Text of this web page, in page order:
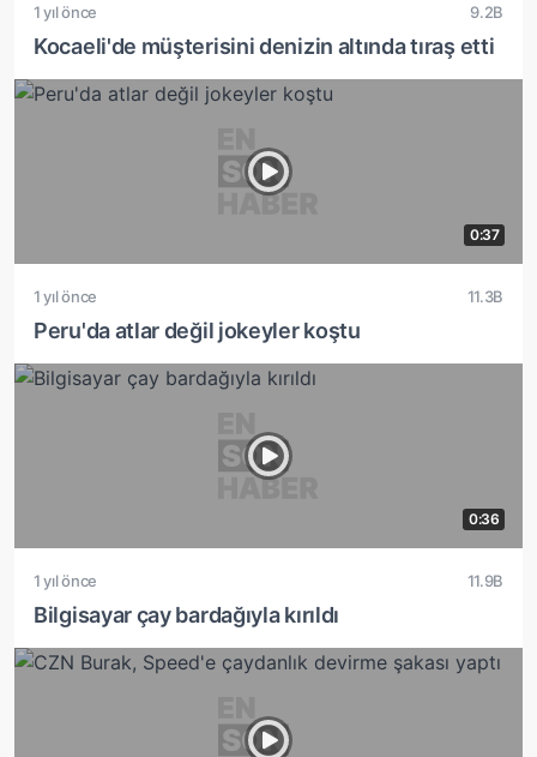
1 yıl önce 9.2B
Kocaeli'de müşterisini denizin altında tıraş etti
0:37
1 yıl önce 11.3B
Peru'da atlar değil jokeyler koştu
0:36
1 yıl önce 11.9B
Bilgisayar çay bardağıyla kırıldı